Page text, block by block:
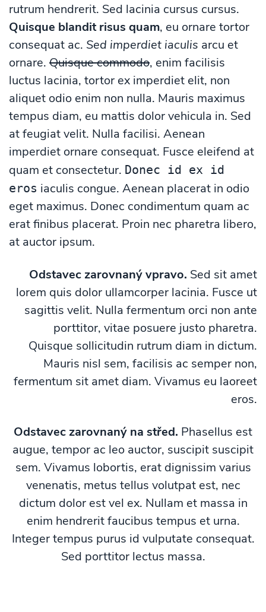
rutrum hendrerit. Sed lacinia cursus cursus.
Quisque blandit risus quam, eu ornare tortor
consequat ac. Sed imperdiet iaculis arcu et
ornare. Quisque commodo, enim facilisis
luctus lacinia, tortor ex imperdiet elit, non
aliquet odio enim non nulla. Mauris maximus
tempus diam, eu mattis dolor vehicula in. Sed
at feugiat velit. Nulla facilisi. Aenean
imperdiet ornare consequat. Fusce eleifend at
quam et consectetur. Donec id ex id
eros iaculis congue. Aenean placerat in odio
eget maximus. Donec condimentum quam ac
erat finibus placerat. Proin nec pharetra libero,
at auctor ipsum.
Odstavec zarovnaný vpravo. Sed sit amet
lorem quis dolor ullamcorper lacinia. Fusce ut
sagittis velit. Nulla fermentum orci non ante
porttitor, vitae posuere justo pharetra.
Quisque sollicitudin rutrum diam in dictum.
Mauris nisl sem, facilisis ac semper non,
fermentum sit amet diam. Vivamus eu laoreet
eros.
Odstavec zarovnaný na střed. Phasellus est
augue, tempor ac leo auctor, suscipit suscipit
sem. Vivamus lobortis, erat dignissim varius
venenatis, metus tellus volutpat est, nec
dictum dolor est vel ex. Nullam et massa in
enim hendrerit faucibus tempus et urna.
Integer tempus purus id vulputate consequat.
Sed porttitor lectus massa.